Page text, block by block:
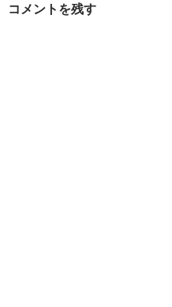
コメントを残す